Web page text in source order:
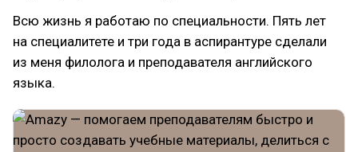
Всю жизнь я работаю по специальности. Пять лет
на специалитете и три года в аспирантуре сделали
из меня филолога и преподавателя английского
языка.